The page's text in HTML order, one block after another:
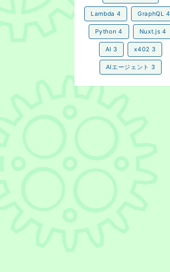
Lambda 4 GraphQL 4
Python 4 Nuxt.js 4
AI 3 x402 3
AIエージェント 3